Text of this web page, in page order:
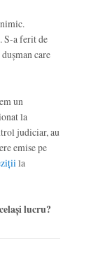
S-a ferit de
care
un
la
judiciar, au
emise pe
la
lucru?